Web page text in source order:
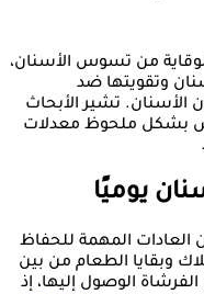
من تسوس الأسنان،
وتقويتها ضد
تشير الأبحاث
بشكل ملحوظ معدلات
يوميًا
المهمة للحفاظ
وبقايا الطعام من بين
الوصول إليها، إذ